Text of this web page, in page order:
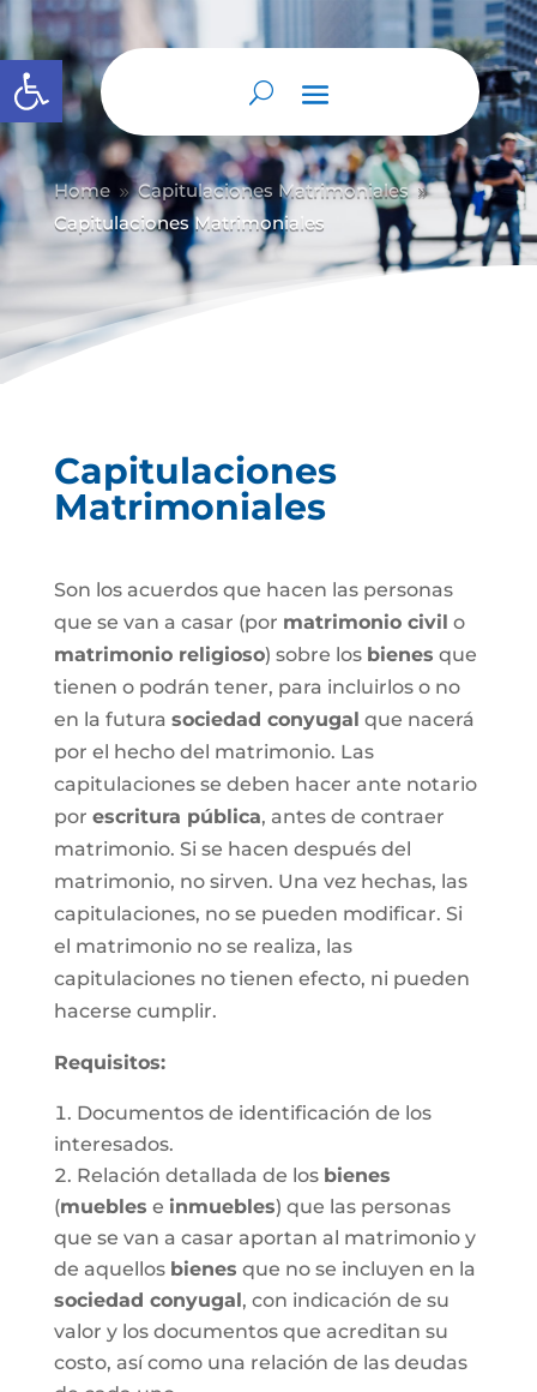
Abrir barra de herramientas
Home 9 Capitulaciones Matrimoniales 9
Capitulaciones Matrimoniales
Capitulaciones
Matrimoniales
Son los acuerdos que hacen las personas
que se van a casar (por matrimonio civil o
matrimonio religioso) sobre los bienes que
tienen o podrán tener, para incluirlos o no
en la futura sociedad conyugal que nacerá
por el hecho del matrimonio. Las
capitulaciones se deben hacer ante notario
por escritura pública, antes de contraer
matrimonio. Si se hacen después del
matrimonio, no sirven. Una vez hechas, las
capitulaciones, no se pueden modificar. Si
el matrimonio no se realiza, las
capitulaciones no tienen efecto, ni pueden
hacerse cumplir.
Requisitos:
Documentos de identificación de los
interesados.
Relación detallada de los bienes
(muebles e inmuebles) que las personas
que se van a casar aportan al matrimonio y
de aquellos bienes que no se incluyen en la
sociedad conyugal, con indicación de su
valor y los documentos que acreditan su
costo, así como una relación de las deudas